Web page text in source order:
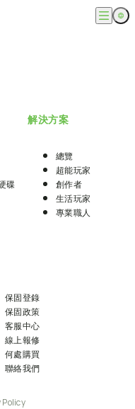
碟
解決方案
總覽
超能玩家
創作者
生活玩家
專業職人
保固登錄
保固政策
客服中心
線上報修
何處購買
聯絡我們
Policy